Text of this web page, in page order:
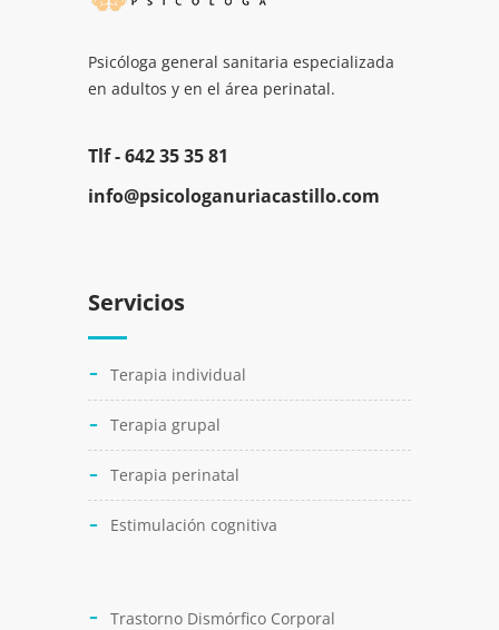
Psicóloga general sanitaria especializada
en adultos y en el área perinatal.
Tlf -642 35 35 81
info@psicologanuriacastillo.com
Servicios
Terapia individual
Terapia grupal
Terapia perinatal
Estimulación cognitiva
Trastorno Dismórfico Corporal